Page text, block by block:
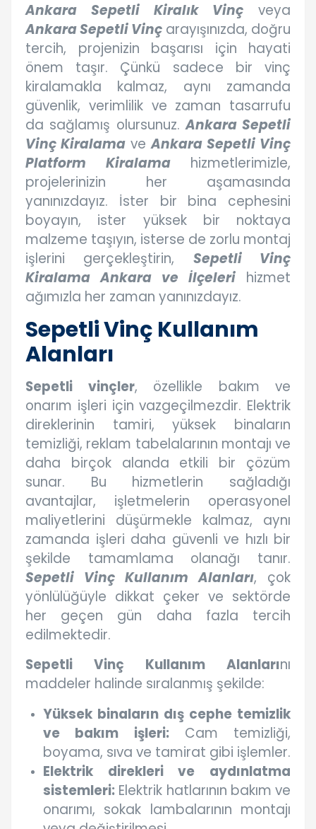
Ankara Sepetli Kiralık Vinç veya
Ankara Sepetli Vinç arayışınızda, doğru
tercih, projenizin başarısı için hayati
önem taşır. Çünkü sadece bir vinç
kiralamakla kalmaz, aynı zamanda
güvenlik, verimlilik ve zaman tasarrufu
da sağlamış olursunuz.Ankara Sepetli
Vinç Kiralama veAnkara Sepetli Vinç
Platform Kiralamahizmetlerimizle,
projelerinizin her aşamasında
yanınızdayız. İster bir bina cephesini
boyayın, ister yüksek bir noktaya
malzeme taşıyın, isterse de zorlu montaj
işlerini gerçekleştirin, Sepetli Vinç
Kiralama Ankara ve İlçeleri hizmet
ağımızla her zaman yanınızdayız.
Sepetli Vinç Kullanım
Alanları
Sepetli vinçler, özellikle bakım ve
onarım işleri için vazgeçilmezdir. Elektrik
direklerinin tamiri, yüksek binaların
temizliği, reklam tabelalarının montajı ve
daha birçok alanda etkili bir çözüm
sunar. Bu hizmetlerin sağladığı
avantajlar, işletmelerin operasyonel
maliyetlerini düşürmekle kalmaz, aynı
zamanda işleri daha güvenli ve hızlı bir
şekilde tamamlama olanağı tanır.
Sepetli Vinç Kullanım Alanları, çok
yönlülüğüyle dikkat çeker ve sektörde
her geçen gün daha fazla tercih
edilmektedir.
Sepetli Vinç Kullanım Alanlarını
maddeler halinde sıralanmış şekilde:
Yüksek binaların dış cephe temizlik
ve bakım işleri:Cam temizliği,
boyama, sıva ve tamirat gibi işlemler.
Elektrik direkleri ve aydınlatma
sistemleri: Elektrik hatlarının bakım ve
onarımı, sokak lambalarının montajı